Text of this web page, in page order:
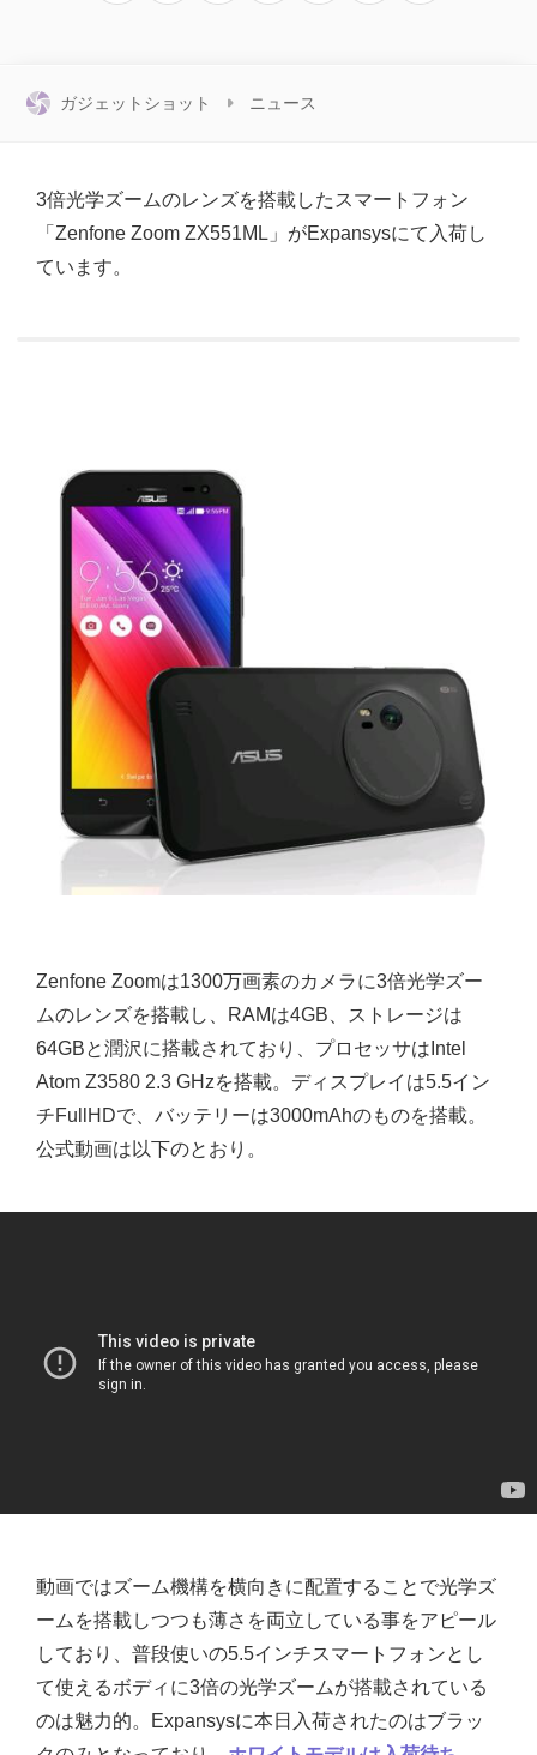
ガジェットショット ニュース
3倍光学ズームのレンズを搭載したスマートフォン
「Zenfone Zoom ZX551ML」がExpansysにて入荷し
ています。
Zenfone Zoomは1300万画素のカメラに3倍光学ズー
ムのレンズを搭載し、RAMは4GB、ストレージは
64GBと潤沢に搭載されており、プロセッサはIntel
Atom Z3580 2.3 GHzを搭載。ディスプレイは5.5イン
チFullHDで、バッテリーは3000mAhのものを搭載。
公式動画は以下のとおり。
動画ではズーム機構を横向きに配置することで光学ズ
ームを搭載しつつも薄さを両立している事をアピール
しており、普段使いの5.5インチスマートフォンとし
て使えるボディに3倍の光学ズームが搭載されている
のは魅力的。Expansysに本日入荷されたのはブラッ